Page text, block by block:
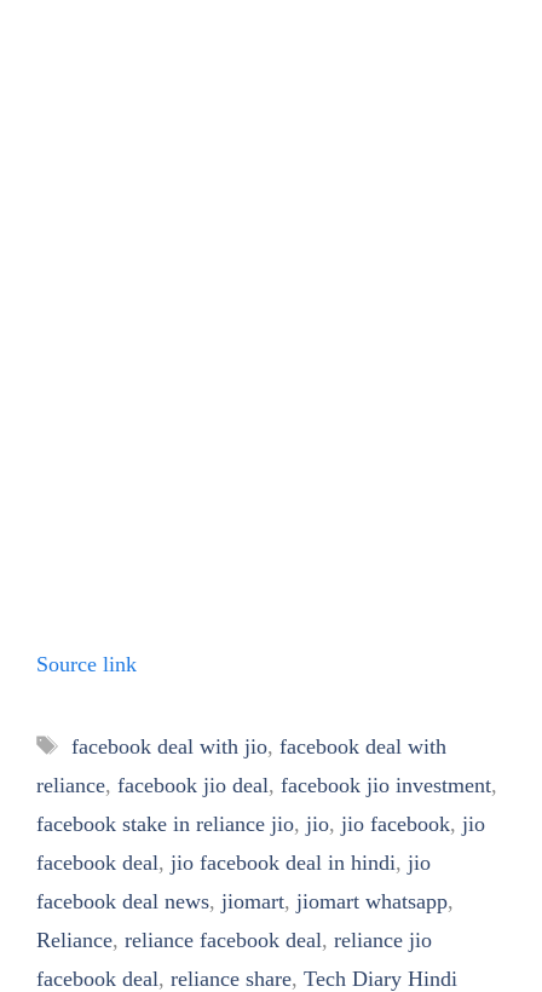
Source link
Tags
facebook deal with jio, facebook deal with
reliance, facebook jio deal, facebook jio investment,
facebook stake in reliance jio, jio, jio facebook, jio
facebook deal, jio facebook deal in hindi, jio
facebook deal news, jiomart, jiomart whatsapp,
Reliance, reliance facebook deal, reliance jio
facebook deal, reliance share, Tech Diary Hindi